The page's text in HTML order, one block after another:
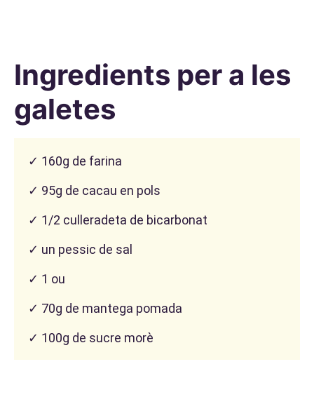
Ingredients per a les
galetes
✓ 160g de farina
✓ 95g de cacau en pols
✓ 1/2 culleradeta de bicarbonat
✓ un pessic de sal
✓ 1 ou
✓ 70g de mantega pomada
✓ 100g de sucre morè